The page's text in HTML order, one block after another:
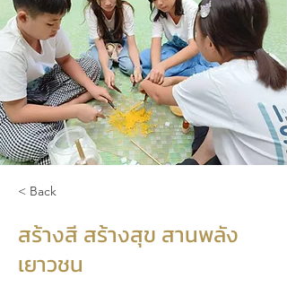
< Back
สร้างสี สร้างสุข สานพลัง
เยาวชน